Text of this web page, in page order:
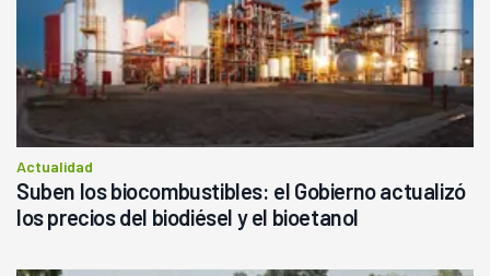
Actualidad
Suben los biocombustibles: el Gobierno actualizó
los precios del biodiésel y el bioetanol